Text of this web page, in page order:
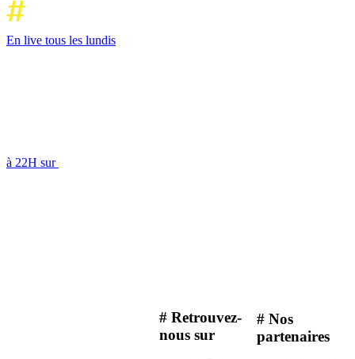
En live tous les lundis
à 22H sur
# Retrouvez-
nous sur
# Nos
partenaires